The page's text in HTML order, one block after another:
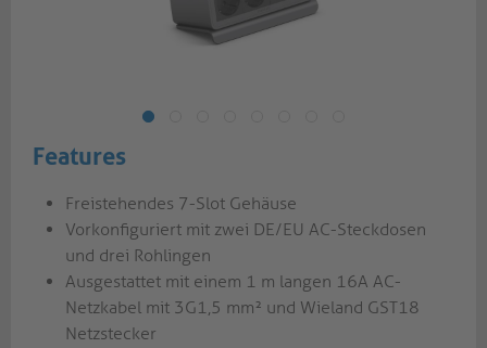
Features
Freistehendes 7-Slot Gehäuse
Vorkonfiguriert mit zwei DE/EU AC-Steckdosen
und drei Rohlingen
Ausgestattet mit einem 1 m langen 16A AC-
Netzkabel mit 3G1,5 mm² und Wieland GST18
Netzstecker